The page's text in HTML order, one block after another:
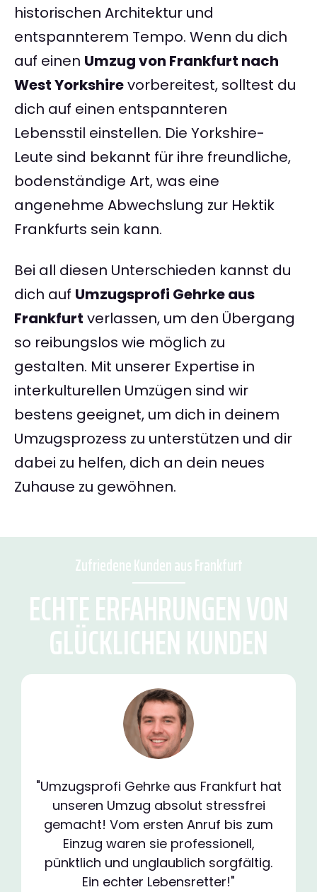
historischen Architektur und
entspannterem Tempo. Wenn du dich
auf einen Umzug von Frankfurt nach
West Yorkshirevorbereitest, solltest du
dich auf einen entspannteren
Lebensstil einstellen. Die Yorkshire-
Leute sind bekannt für ihre freundliche,
bodenständige Art, was eine
angenehme Abwechslung zur Hektik
Frankfurts sein kann.
Bei all diesen Unterschieden kannst du
dich auf Umzugsprofi Gehrke aus
Frankfurt verlassen, um den Übergang
so reibungslos wie möglich zu
gestalten. Mit unserer Expertise in
interkulturellen Umzügen sind wir
bestens geeignet, um dich in deinem
Umzugsprozess zu unterstützen und dir
dabei zu helfen, dich an dein neues
Zuhause zu gewöhnen.
Zufriedene Kunden aus Frankfurt
ECHTE ERFAHRUNGEN VON
GLÜCKLICHEN KUNDEN
"Umzugsprofi Gehrke aus Frankfurt hat
unseren Umzug absolut stressfrei
gemacht! Vom ersten Anruf bis zum
Einzug waren sie professionell,
pünktlich und unglaublich sorgfältig.
Ein echter Lebensretter!"